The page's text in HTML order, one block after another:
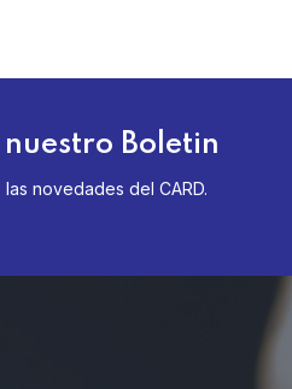
Boletin
novedades del CARD.